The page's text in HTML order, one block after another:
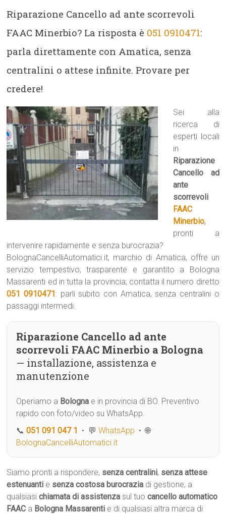
Riparazione Cancello ad ante scorrevoli
FAAC Minerbio? La risposta è 051 0910471:
parla direttamente con Amatica, senza
centralini o attese infinite. Provare per
credere!
Sei alla
ricerca di
esperti locali
in
Riparazione
Cancello ad
ante
scorrevoli
FAAC
Minerbio,
pronti a
intervenire rapidamente e senza burocrazia?
BolognaCancelliAutomatici.it, marchio di Amatica, offre un
servizio tempestivo, trasparente e garantito a Bologna
Massarenti ed in tutta la provincia; contatta il numero diretto
051 0910471: parli subito con Amatica, senza centralini o
passaggi intermedi.
Riparazione Cancello ad ante
scorrevoli FAAC Minerbio a Bologna
— installazione, assistenza e
manutenzione
Operiamo a Bologna e in provincia di BO. Preventivo
rapido con foto/video su WhatsApp.
📞051 091 047 1 • 💬WhatsApp • 🌐
BolognaCancelliAutomatici.it
Siamo pronti a rispondere, senza centralini, senza attese
estenuanti e senza costosa burocrazia di gestione, a
qualsiasichiamata di assistenza sul tuocancello automatico
FAAC a Bologna Massarenti e di qualsiasi altra marca di